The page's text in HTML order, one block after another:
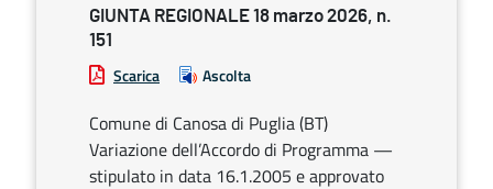
GIUNTA REGIONALE 18 marzo 2026, n.
151
Scarica Ascolta
Comune di Canosa di Puglia (BT)
Variazione dell’Accordo di Programma —
stipulato in data 16.1.2005 e approvato